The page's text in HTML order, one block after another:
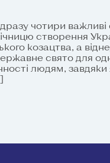
чотири важливі
створення
козацтва, а
свято для
людям,